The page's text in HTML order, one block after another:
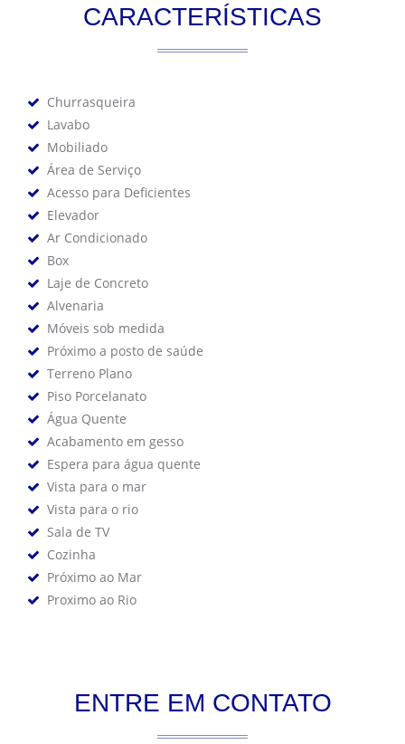
CARACTERÍSTICAS
Churrasqueira
Lavabo
Mobiliado
Área de Serviço
Acesso para Deficientes
Elevador
Ar Condicionado
Box
Laje de Concreto
Alvenaria
Móveis sob medida
Próximo a posto de saúde
Terreno Plano
Piso Porcelanato
Água Quente
Acabamento em gesso
Espera para água quente
Vista para o mar
Vista para o rio
Sala de TV
Cozinha
Próximo ao Mar
Proximo ao Rio
ENTRE EM CONTATO